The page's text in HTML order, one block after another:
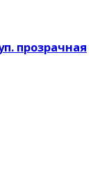
прозрачная